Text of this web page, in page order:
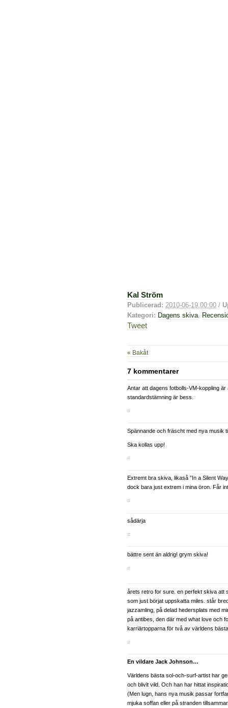
Kal Ström
Publicerad: 2010-06-19 00:00 /
Kategori: Dagens skiva
Tweet
« Bakåt
7 kommentarer
Antar att dagens fotbolls-VM-koppling
standardstämning är bess.
#
Spännande och fräscht med nya musik
Ska kollas upp!
#
Extremt bra skiva, likaså ”In a Silent
dock bara just extrem i mina öron. Får
#
sådärja
#
bättre sent än aldrig! grym skiva!
#
årets retro for sure. en perfekt skiva att
som just börjat uppskatta miles. står
jazzamling, på delad hedersplats med
på antibes, den där med what love och
karriärtopparna för två av världens
#
En vildare Jack Johnson…
Världens bästa sol-och-surf-artist har
och blivit vild. Och han har hittat
(Men lugn, hans nya musik passar
mjuka soffan eller på stranden